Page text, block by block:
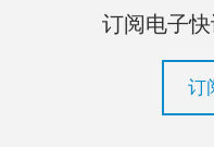
订阅电子
订